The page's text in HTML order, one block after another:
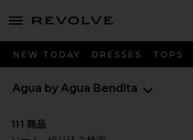
menu - shows more content
NEW TODAY DRESSES TOPS
Agua by Agua Bendita
111 商品